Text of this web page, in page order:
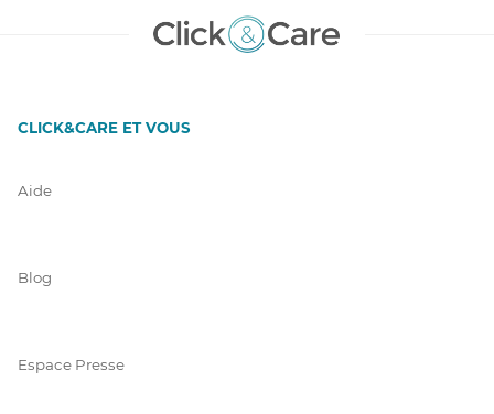
CLICK&CARE ET VOUS
Aide
Blog
Espace Presse